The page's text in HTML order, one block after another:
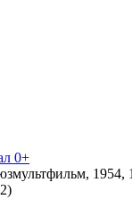
0+
1954,